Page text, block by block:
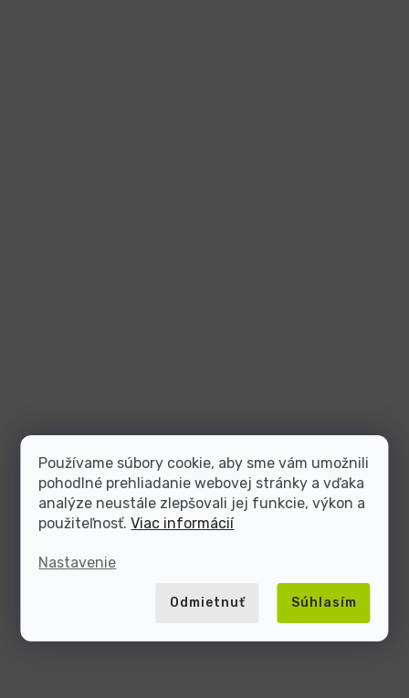
Používame súbory cookie, aby sme vám umožnili
pohodlné prehliadanie webovej stránky a vďaka
analýze neustále zlepšovali jej funkcie, výkon a
použiteľnosť.Viac informácií
Nastavenie
Odmietnuť Súhlasím